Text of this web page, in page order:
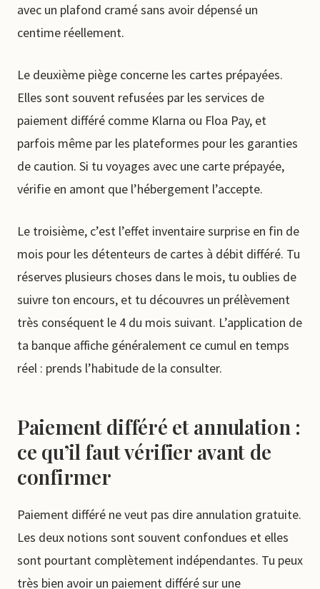
avec un plafond cramé sans avoir dépensé un
centime réellement.
Le deuxième piège concerne les cartes prépayées.
Elles sont souvent refusées par les services de
paiement différé comme Klarna ou Floa Pay, et
parfois même par les plateformes pour les garanties
de caution. Si tu voyages avec une carte prépayée,
vérifie en amont que l’hébergement l’accepte.
Le troisième, c’est l’effet inventaire surprise en fin de
mois pour les détenteurs de cartes à débit différé. Tu
réserves plusieurs choses dans le mois, tu oublies de
suivre ton encours, et tu découvres un prélèvement
très conséquent le 4 du mois suivant. L’application de
ta banque affiche généralement ce cumul en temps
réel : prends l’habitude de la consulter.
Paiement différé et annulation :
ce qu’il faut vérifier avant de
confirmer
Paiement différé ne veut pas dire annulation gratuite.
Les deux notions sont souvent confondues et elles
sont pourtant complètement indépendantes. Tu peux
très bien avoir un paiement différé sur une